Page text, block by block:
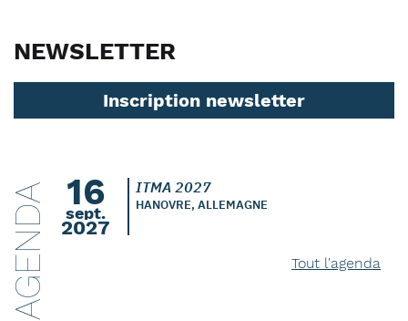
NEWSLETTER
Inscription newsletter
AGENDA 16
sept.
2027
ITMA 2027
HANOVRE, ALLEMAGNE
Tout l'agenda